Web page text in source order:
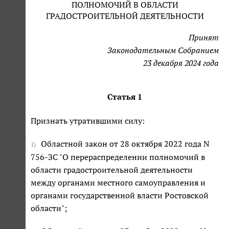
ПОЛНОМОЧИЙ В ОБЛАСТИ
ГРАДОСТРОИТЕЛЬНОЙ ДЕЯТЕЛЬНОСТИ
Принят
Законодательным Собранием
23 декабря 2024 года
Статья 1
Признать утратившими силу:
1)
Областной закон от 28 октября 2022 года N
756-ЗС "О перераспределении полномочий в
области градостроительной деятельности
между органами местного самоуправления и
органами государственной власти Ростовской
области";